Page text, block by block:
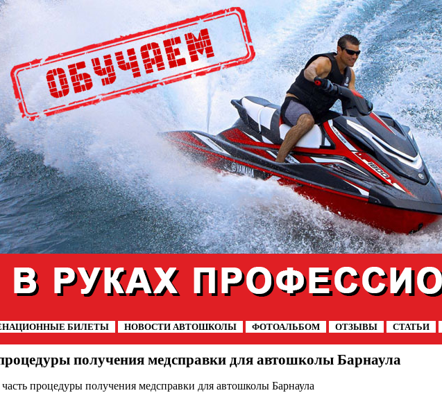
БИЛЕТЫ НОВОСТИ АВТОШКОЛЫ ФОТОАЛЬБОМ ОТЗЫВЫ СТАТЬИ
получения медсправки для автошколы Барнаула
процедуры получения медсправки для автошколы Барнаула